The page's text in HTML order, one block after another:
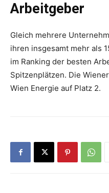
Arbeitgeber
Gleich mehrere
ihren insgesamt mehr als
im Ranking der besten
Spitzenplätzen. Die
Wien Energie auf Platz 2.